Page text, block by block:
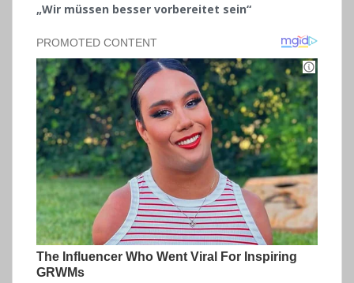
„Wir müssen besser vorbereitet sein“